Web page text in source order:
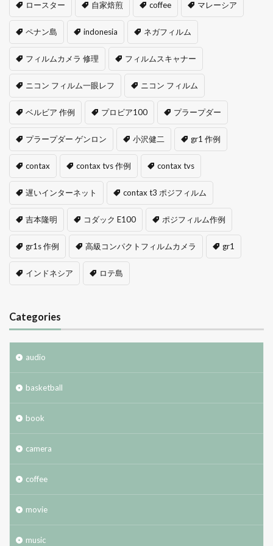
ロースター 自家焙煎 coffee マレーシア
ペナン島 indonesia ネガフィルム
フィルムカメラ 修理 フィルムスキャナー
ニコン フィルム一眼レフ ニコン フィルム
ベルビア 作例 プロビア100 プラープダー
プラープダー ゲンロン 小沢健二 gr1 作例
contax contax tvs 作例 contax tvs
遅いインターネット contax t3 ポジフィルム
吉本隆明 コダック E100 ポジフィルム作例
gr1s 作例 高級コンパクトフィルムカメラ gr1
インドネシア ロテ島
Categories
audio
basketball
book
camera
coffee
movie
music